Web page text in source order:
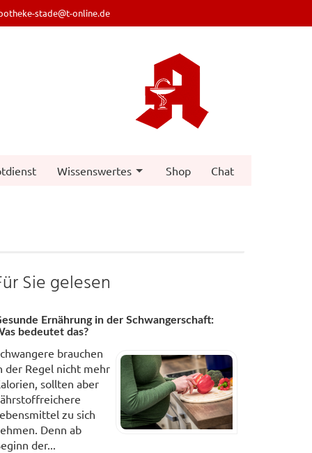
stade@t-online.de
Wissenswertes Shop Chat
Sie gelesen
Ernährung in der Schwangerschaft:
bedeutet das?
brauchen
der Regel nicht mehr
sollten aber
zu sich
Denn ab
der...